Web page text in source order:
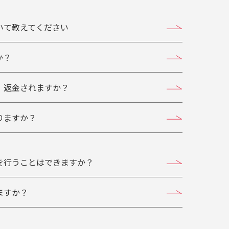
教えてください
金されますか？
すか？
うことはできますか？
か？